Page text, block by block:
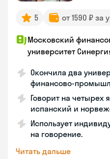
5 от 1590 ₽ за
Московский
университет
Окончила два
финансово-
Говорит на четырех
испанский и
Использует
на говорение.
Читать дальше